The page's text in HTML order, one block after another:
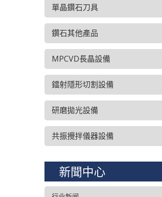
單晶鑽石刀具
鑽石其他產品
MPCVD長晶設備
鐳射隱形切割設備
研磨拋光設備
共振攪拌儀器設備
新聞中心